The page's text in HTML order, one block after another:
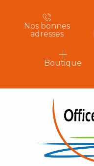
Nos bonnes
adresses
Boutique